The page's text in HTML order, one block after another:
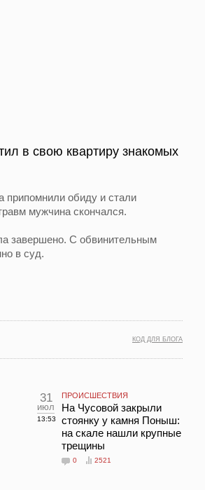
в свою квартиру знакомых
припомнили обиду и стали
мужчина скончался.
завершено. С обвинительным
в суд.
КОД ДЛЯ БЛОГА
31
июл
13:53
ПРОИСШЕСТВИЯ
На Чусовой закрыли
стоянку у камня Поныш:
на скале нашли крупные
трещины
0 2521